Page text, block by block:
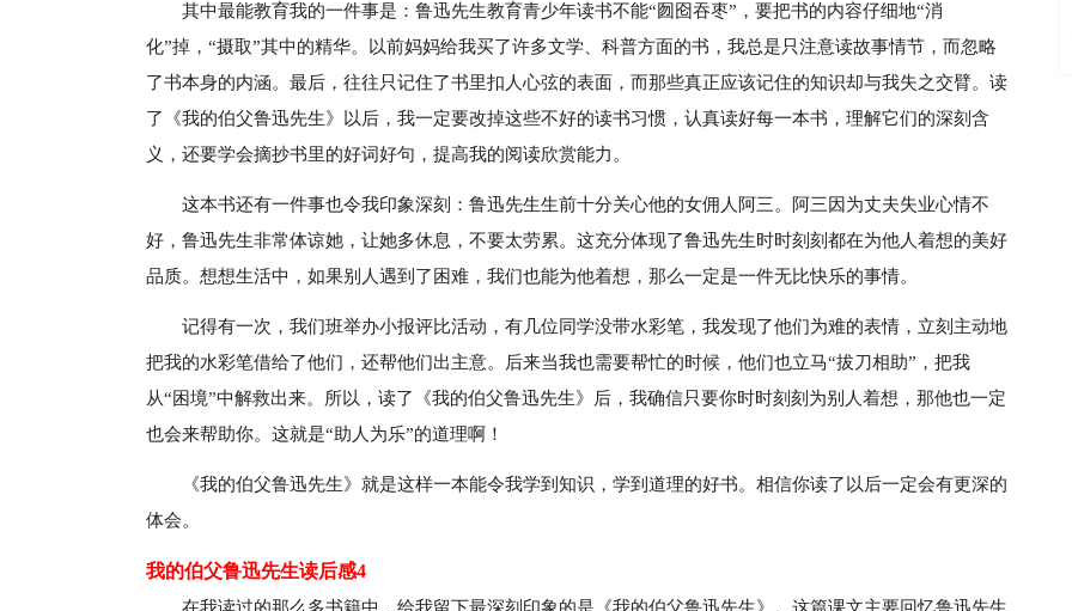
其中最能教育我的一件事是：鲁迅先生教育青少年读书不能“囫囵吞枣”，要把书的内容仔细地“消
化”掉，“摄取”其中的精华。以前妈妈给我买了许多文学、科普方面的书，我总是只注意读故事情节，而忽略
了书本身的内涵。最后，往往只记住了书里扣人心弦的表面，而那些真正应该记住的知识却与我失之交臂。读
了《我的伯父鲁迅先生》以后，我一定要改掉这些不好的读书习惯，认真读好每一本书，理解它们的深刻含
义，还要学会摘抄书里的好词好句，提高我的阅读欣赏能力。
这本书还有一件事也令我印象深刻：鲁迅先生生前十分关心他的女佣人阿三。阿三因为丈夫失业心情不
好，鲁迅先生非常体谅她，让她多休息，不要太劳累。这充分体现了鲁迅先生时时刻刻都在为他人着想的美好
品质。想想生活中，如果别人遇到了困难，我们也能为他着想，那么一定是一件无比快乐的事情。
记得有一次，我们班举办小报评比活动，有几位同学没带水彩笔，我发现了他们为难的表情，立刻主动地
把我的水彩笔借给了他们，还帮他们出主意。后来当我也需要帮忙的时候，他们也立马“拔刀相助”，把我
从“困境”中解救出来。所以，读了《我的伯父鲁迅先生》后，我确信只要你时时刻刻为别人着想，那他也一定
也会来帮助你。这就是“助人为乐”的道理啊！
《我的伯父鲁迅先生》就是这样一本能令我学到知识，学到道理的好书。相信你读了以后一定会有更深的
体会。
我的伯父鲁迅先生读后感4